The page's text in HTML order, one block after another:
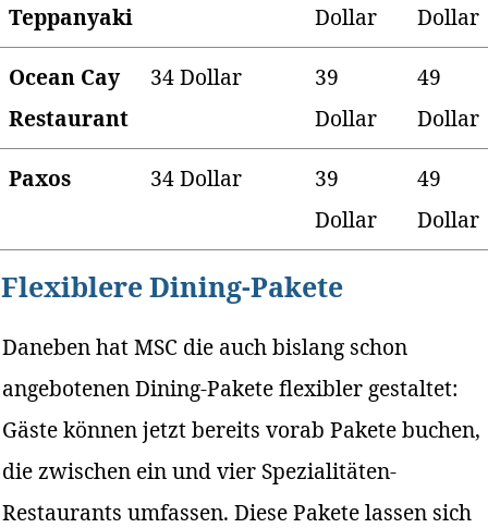
Teppanyaki
Dollar
Dollar
Ocean Cay
Restaurant
34 Dollar
39
Dollar
49
Dollar
Paxos 34 Dollar
39
Dollar
49
Dollar
Flexiblere Dining-Pakete
Daneben hat MSC die auch bislang schon
angebotenen Dining-Pakete flexibler gestaltet:
Gäste können jetzt bereits vorab Pakete buchen,
die zwischen ein und vier Spezialitäten-
Restaurants umfassen. Diese Pakete lassen sich